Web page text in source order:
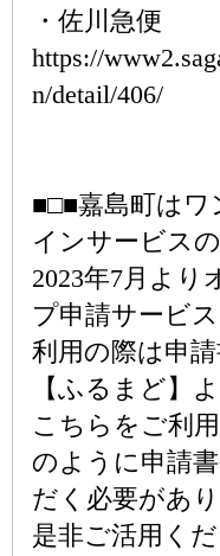
・佐川急便
https://
n/detail/406/
■□■嘉島町はワ
インサービス
2023年7月より
プ申請サービ
利用の際は申
【ふるまど】
こちらをご利
のように申請
だく必要があ
是非ご活用くだ